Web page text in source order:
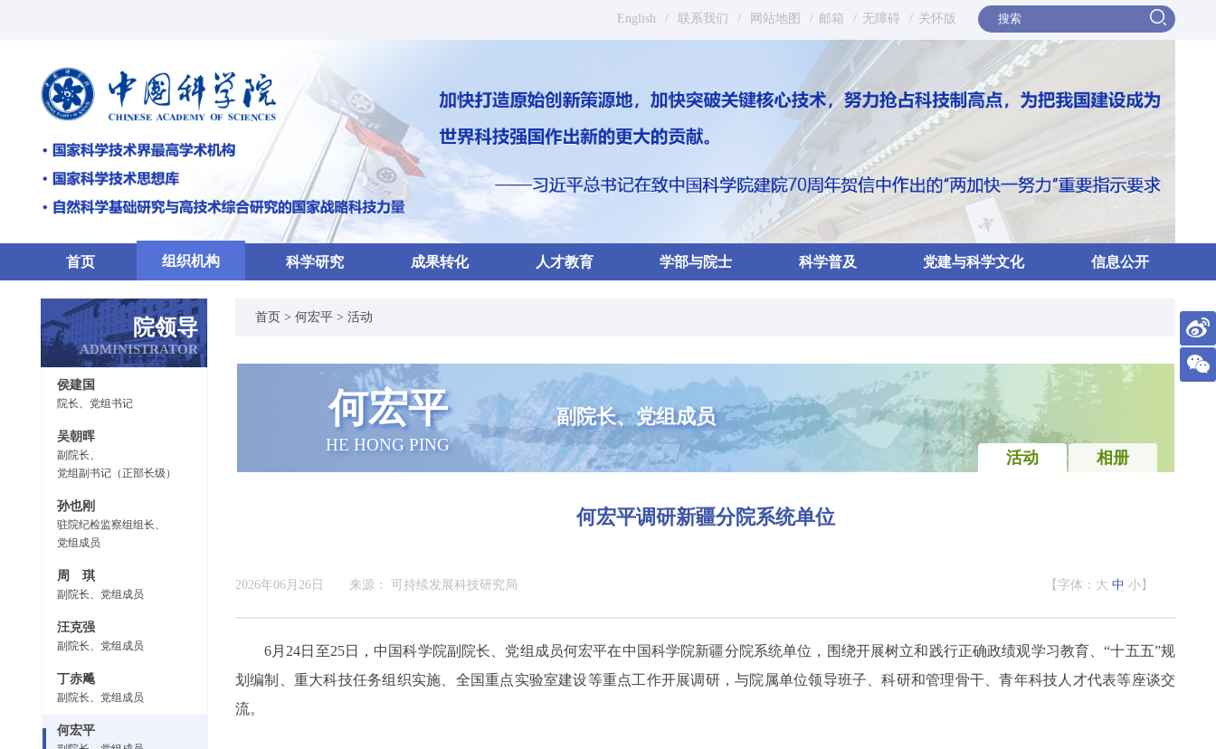
English / 联系我们 / 网站地图 / 邮箱 / 无障碍 / 关怀版
首页 组织机构 科学研究 成果转化 人才教育 学部与院士 科学普及 党建与科学文化 信息公开
院领导
ADMINISTRATOR
侯建国
院长、党组书记
吴朝晖
副院长、
党组副书记（正部长级）
孙也刚
驻院纪检监察组组长、
党组成员
周 琪
副院长、党组成员
汪克强
副院长、党组成员
丁赤飚
副院长、党组成员
何宏平
首页 > 何宏平 > 活动
何宏平
HE HONG PING
副院长、党组成员
活动 相册
何宏平调研新疆分院系统单位
2026年06月26日 来源： 可持续发展科技研究局 【字体： 大 中 小 】
6月24日至25日，中国科学院副院长、党组成员何宏平在中国科学院新疆分院系统单位，围绕开展树立和践行正确政绩观学习教育、“十五五”规
划编制、重大科技任务组织实施、全国重点实验室建设等重点工作开展调研，与院属单位领导班子、科研和管理骨干、青年科技人才代表等座谈交
流。